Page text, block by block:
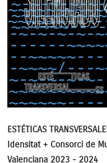
ESTÉTICAS
Idensitat + Consorci de
Valenciana 2023 - 2024